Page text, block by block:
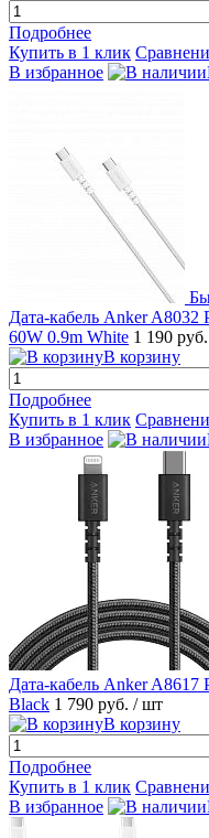
Подробнее
Купить в 1 клик
В избранное
Дата-кабель Anker
60W 0.9m White 1 190 руб.
В корзину
Подробнее
Купить в 1 клик
В избранное
Дата-кабель Anker
Black 1 790 руб. / шт
В корзину
Подробнее
Купить в 1 клик
В избранное